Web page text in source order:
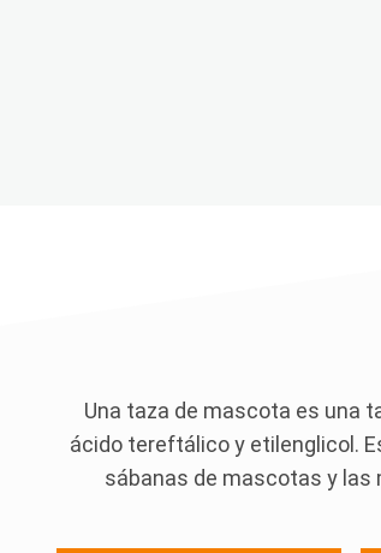
Una taza de mascota es una
ácido tereftálico y etilenglicol.
sábanas de mascotas y las